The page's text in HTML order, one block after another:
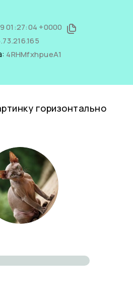
01:27:04 +0000
4RHMfxhpueA1
горизонтально